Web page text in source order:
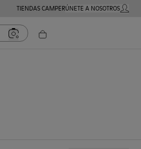
TIENDAS CAMPERÚNETE A NOSOTROSMI